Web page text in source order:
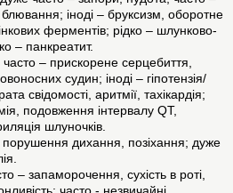
іноді – бруксизм, оборотне
ферментів; рідко – шлунково-
– панкреатит.
– прискорене серцебиття,
судин; іноді – гіпотензія/
свідомості, аритмії, тахікардія;
подовження інтервалу QT,
шлуночків.
дихання, позіхання; дуже
– запаморочення, сухість в роті,